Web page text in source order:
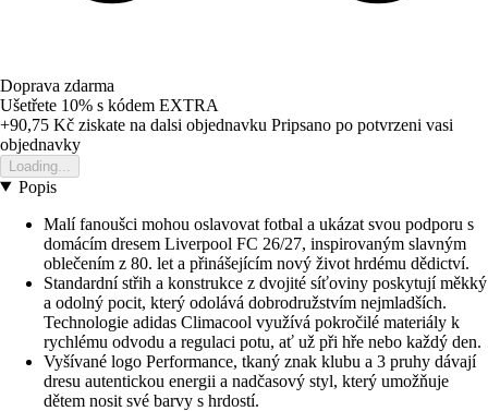
Doprava zdarma
Ušetřete 10% s kódem EXTRA
+90,75 Kč ziskate na dalsi objednavku Pripsano po potvrzeni vasi
objednavky
Loading...
Popis
Malí fanoušci mohou oslavovat fotbal a ukázat svou podporu s
domácím dresem Liverpool FC 26/27, inspirovaným slavným
oblečením z 80. let a přinášejícím nový život hrdému dědictví.
Standardní střih a konstrukce z dvojité síťoviny poskytují měkký
a odolný pocit, který odolává dobrodružstvím nejmladších.
Technologie adidas Climacool využívá pokročilé materiály k
rychlému odvodu a regulaci potu, ať už při hře nebo každý den.
Vyšívané logo Performance, tkaný znak klubu a 3 pruhy dávají
dresu autentickou energii a nadčasový styl, který umožňuje
dětem nosit své barvy s hrdostí.